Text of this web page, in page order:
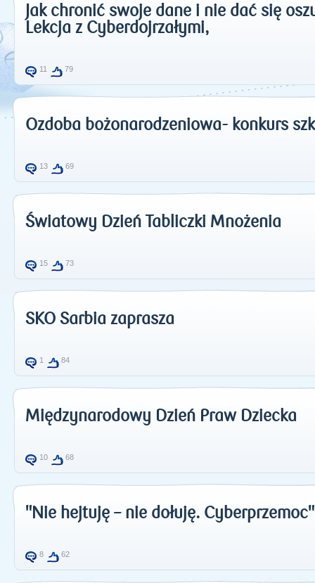
Jak chronić swoje dane i nie dać się
Lekcja z Cyberdojrzałymi,
11 79
Ozdoba bożonarodzeniowa- konkurs
13 69
Światowy Dzień Tabliczki Mnożenia
15 73
SKO Sarbia zaprasza
1 84
Międzynarodowy Dzień Praw Dziecka
10 68
"Nie hejtuję – nie dołuję. Cyberprzemoc"
8 62